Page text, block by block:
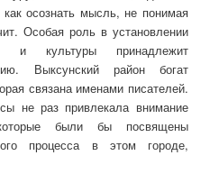
осознать мысль, не понимая
Особая роль в установлении
и культуры принадлежит
Выксунский район богат
связана именами писателей.
не раз привлекала внимание
были бы посвящены
процесса в этом городе,